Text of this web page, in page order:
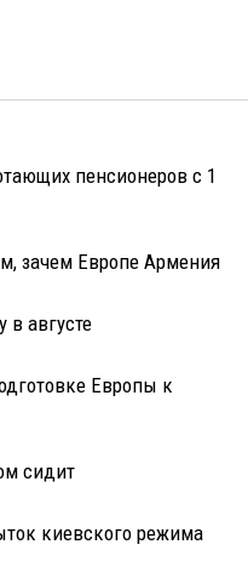
пенсионеров с 1
зачем Европе Армения
августе
Европы к
сидит
киевского режима